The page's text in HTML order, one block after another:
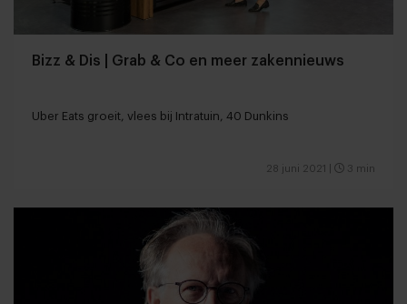
Bizz & Dis | Grab & Co en meer zakennieuws
Uber Eats groeit, vlees bij Intratuin, 40 Dunkins
28 juni 2021 3 min